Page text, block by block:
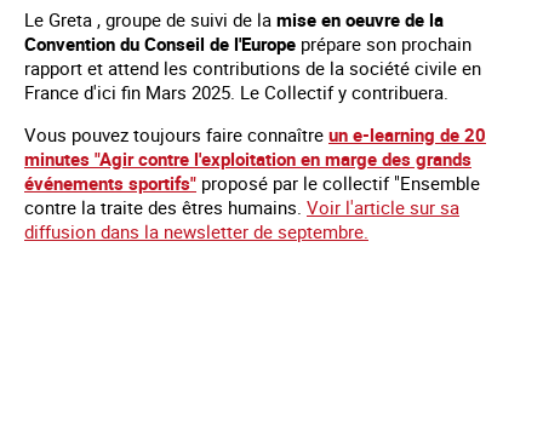
Le Greta , groupe de suivi de la mise en oeuvre de la
Convention du Conseil de l'Europe prépare son prochain
rapport et attend les contributions de la société civile en
France d'ici fin Mars 2025. Le Collectif y contribuera.
Vous pouvez toujours faire connaître un e-learning de 20
minutes "Agir contre l'exploitation en marge des grands
événements sportifs" proposé par le collectif "Ensemble
contre la traite des êtres humains. Voir l'article sur sa
diffusion dans la newsletter de septembre.